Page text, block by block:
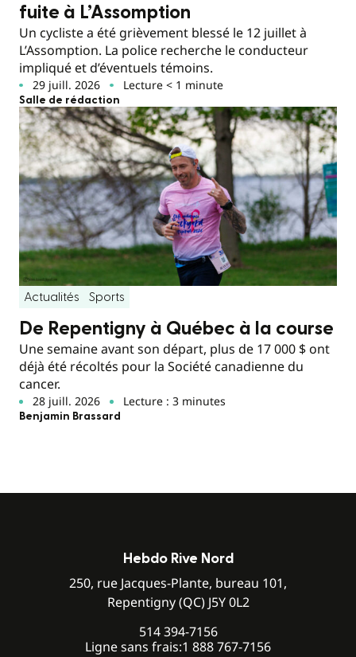
fuite à L’Assomption
Un cycliste a été grièvement blessé le 12 juillet à
L’Assomption. La police recherche le conducteur
impliqué et d’éventuels témoins.
29 juill. 2026 Lecture < 1 minute
Salle de rédaction
Actualités Sports
De Repentigny à Québec à la course
Une semaine avant son départ, plus de 17 000 $ ont
déjà été récoltés pour la Société canadienne du
cancer.
28 juill. 2026 Lecture : 3 minutes
Benjamin Brassard
Hebdo Rive Nord
250, rue Jacques-Plante, bureau 101,
Repentigny (QC) J5Y 0L2
514 394-7156
Ligne sans frais:1 888 767-7156